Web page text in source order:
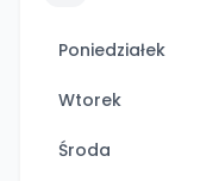
Poniedziałek
Wtorek
Środa